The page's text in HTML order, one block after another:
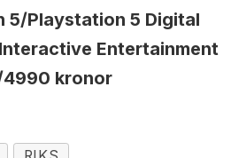
5/Playstation 5 Digital
Entertainment
kronor